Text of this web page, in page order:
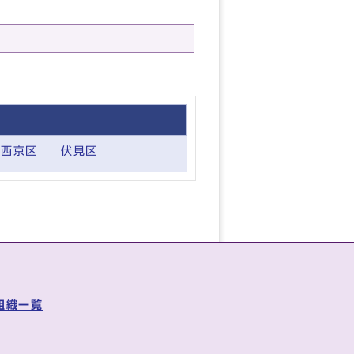
西京区 伏見区
織一覧